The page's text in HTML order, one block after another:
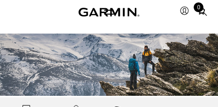
0
Total
in
cart:
0